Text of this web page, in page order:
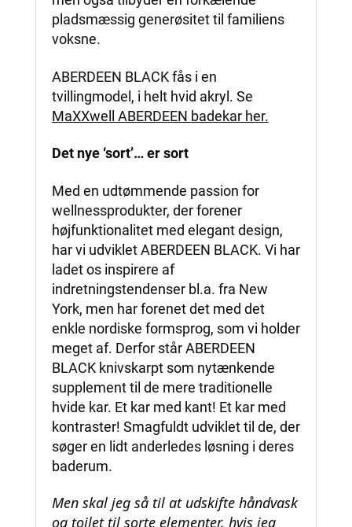
pladsmæssig generøsitet til familiens
voksne.
ABERDEEN BLACK fås i en
tvillingmodel, i helt hvid akryl. Se
MaXXwell ABERDEEN badekar her.
Det nye ‘sort’… er sort
Med en udtømmende passion for
wellnessprodukter, der forener
højfunktionalitet med elegant design,
har vi udviklet ABERDEEN BLACK. Vi har
ladet os inspirere af
indretningstendenser bl.a. fra New
York, men har forenet det med det
enkle nordiske formsprog, som vi holder
meget af. Derfor står ABERDEEN
BLACK knivskarpt som nytænkende
supplement til de mere traditionelle
hvide kar. Et kar med kant! Et kar med
kontraster! Smagfuldt udviklet til de, der
søger en lidt anderledes løsning i deres
baderum.
Men skal jeg så til at udskifte håndvask
og toilet til sorte elementer, hvis jeg